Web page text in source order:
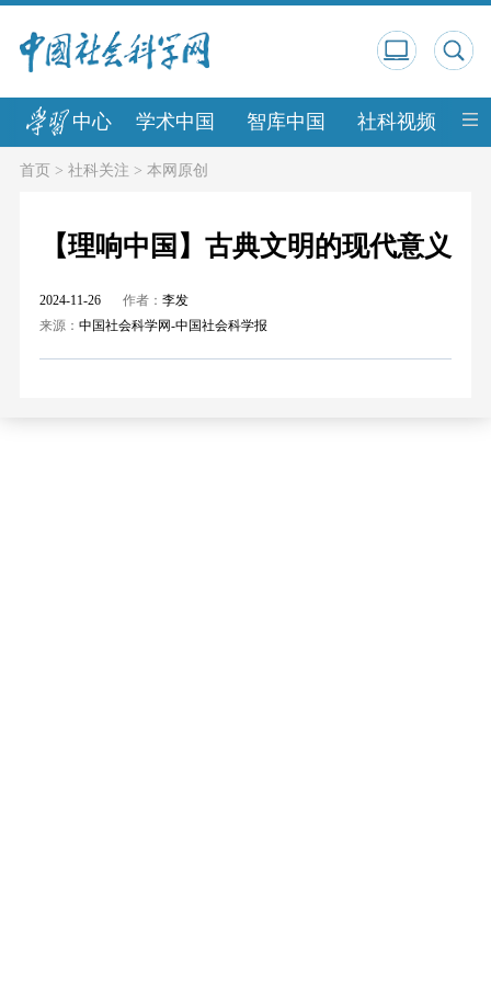
中心 学术中国 智库中国 社科视频 中
首页> 社科关注 > 本网原创
【理响中国】古典文明的现代意义
2024-11-26 作者： 李发
来源： 中国社会科学网-中国社会科学报